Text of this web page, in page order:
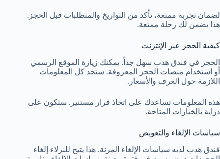
لضمان تجربة ممتعة، تأكد من التواريخ والمتطلبات قبل الحجز.
هذا يضمن لك رحلة ممتعة.
كيفية الحجز عبر الإنترنت
الحجز في فندق هدب سهل جداً. يمكنك زيارة الموقع الرسمي
أو استخدام منصات الحجز المعروفة. ستجد كل المعلومات
اللازمة حول الغرف والأسعار.
هذه المعلومات تساعدك على اتخاذ قرار مستنير. ستكون على
دراية بالخيارات المتاحة.
سياسات الإلغاء والتعويض
فندق هدب لديه سياسات الإلغاء المرنة. هذا يتيح للنزلاء إلغاء